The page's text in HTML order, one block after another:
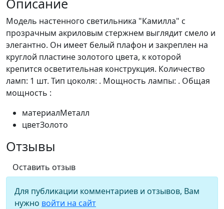
Модель настенного светильника "Камилла" с
прозрачным акриловым стержнем выглядит смело и
элегантно. Он имеет белый плафон и закреплен на
круглой пластине золотого цвета, к которой
крепится осветительная конструкция. Количество
ламп: 1 шт. Тип цоколя: . Мощность лампы: . Общая
мощность :
материалМеталл
цветЗолото
Отзывы
Оставить отзыв
Для публикации комментариев и отзывов, Вам
нужно войти на сайт